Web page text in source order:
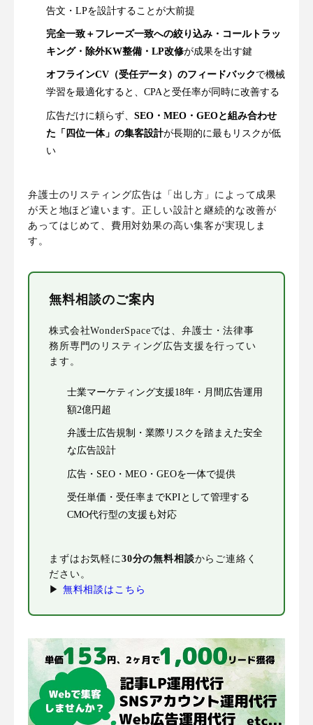
告文・LPを設計することが大前提
完全一致＋フレーズ一致への絞り込み・コールトラッ
キング・除外KW整備・LP改修が成果を出す鍵
オフラインCV（受任データ）のフィードバック で機械
学習を最適化すると、CPAと受任率が同時に改善する
広告だけに頼らず、 SEO・MEO・GEOと組み合わせ
た「四位一体」の集客設計が長期的に最もリスクが低
い
弁護士のリスティング広告は「出し方」によって成果
が天と地ほど違います。正しい設計と継続的な改善が
あってはじめて、費用対効果の高い集客が実現しま
す。
無料相談のご案内
株式会社WonderSpaceでは、弁護士・法律事
務所専門のリスティング広告支援を行ってい
ます。
士業マーケティング支援18年・月間広告運用
額2億円超
弁護士広告規制・業際リスクを踏まえた安全
な広告設計
広告・SEO・MEO・GEOを一体で提供
受任単価・受任率までKPIとして管理する
CMO代行型の支援も対応
まずはお気軽に 30分の無料相談からご連絡く
ださい。
▶ 無料相談はこちら